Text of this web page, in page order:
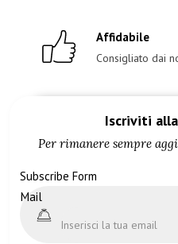
Affidabile
Consigliato dai
Iscriviti
Per rimanere sempre
Subscribe Form
Mail